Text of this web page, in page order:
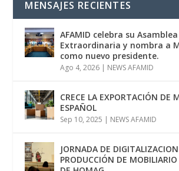
MENSAJES RECIENTES
AFAMID celebra su
Extraordinaria y nombra a
como nuevo presidente.
Ago 4, 2026 | NEWS AFAMID
CRECE LA EXPORTACIÓN DE
ESPAÑOL
Sep 10, 2025 | NEWS AFAMID
JORNADA DE
PRODUCCIÓN DE